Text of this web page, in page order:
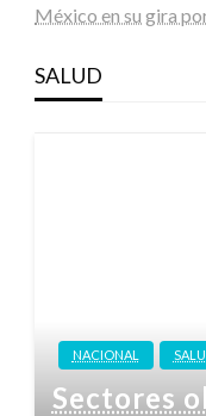
México en su gira
SALUD
NACIONAL
Sectores